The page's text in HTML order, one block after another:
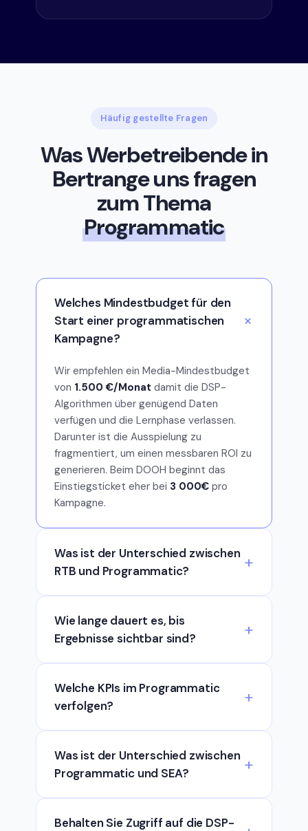
Häufig gestellte Fragen
Was Werbetreibende in
Bertrange uns fragen
zum Thema
Programmatic
Welches Mindestbudget für den
Start einer programmatischen
Kampagne?
Wir empfehlen ein Media-Mindestbudget
von 1.500 €/Monat damit die DSP-
Algorithmen über genügend Daten
verfügen und die Lernphase verlassen.
Darunter ist die Ausspielung zu
fragmentiert, um einen messbaren ROI zu
generieren. Beim DOOH beginnt das
Einstiegsticket eher bei 3 000€ pro
Kampagne.
Was ist der Unterschied zwischen
RTB und Programmatic?
Wie lange dauert es, bis
Ergebnisse sichtbar sind?
Welche KPIs im Programmatic
verfolgen?
Was ist der Unterschied zwischen
Programmatic und SEA?
Behalten Sie Zugriff auf die DSP-